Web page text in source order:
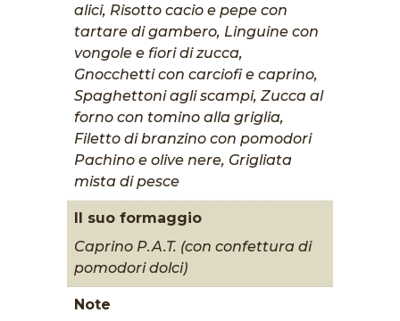
alici, Risotto cacio e pepe con
tartare di gambero, Linguine con
vongole e fiori di zucca,
Gnocchetti con carciofi e caprino,
Spaghettoni agli scampi, Zucca al
forno con tomino alla griglia,
Filetto di branzino con pomodori
Pachino e olive nere, Grigliata
mista di pesce
Il suo formaggio
Caprino P.A.T. (con confettura di
pomodori dolci)
Note